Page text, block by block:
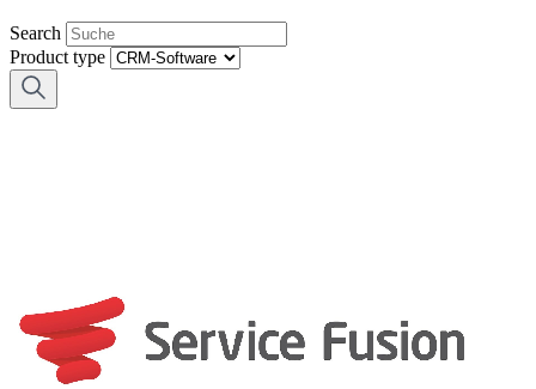
Search
Product type